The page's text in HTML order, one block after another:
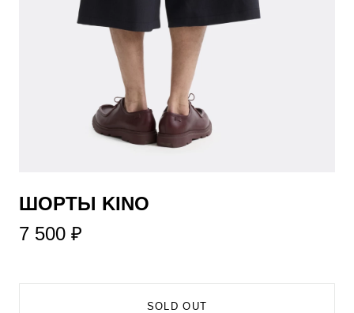
​ШОРТЫ KINO
7 500 ₽
SOLD OUT